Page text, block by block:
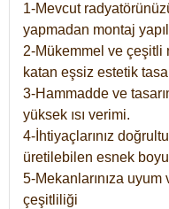
1-Mevcut
yapmadan montaj
2-Mükemmel ve
katan eşsiz estetik
3-Hammadde ve
yüksek ısı verimi.
4-İhtiyaçlarınız
üretilebilen esnek
5-Mekanlarınıza
çeşitliliği